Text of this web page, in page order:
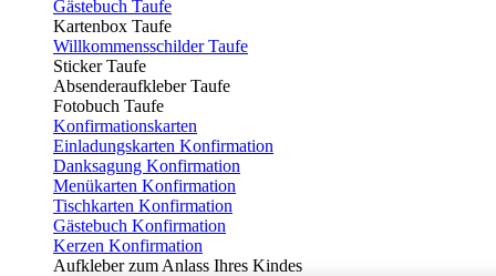
Gästebuch Taufe
Kartenbox Taufe
Willkommensschilder Taufe
Sticker Taufe
Absenderaufkleber Taufe
Fotobuch Taufe
Konfirmationskarten
Einladungskarten Konfirmation
Danksagung Konfirmation
Menükarten Konfirmation
Tischkarten Konfirmation
Gästebuch Konfirmation
Kerzen Konfirmation
Aufkleber zum Anlass Ihres Kindes